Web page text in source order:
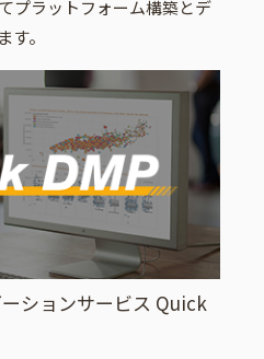
プラットフォーム構築とデ
。
ションサービス Quick